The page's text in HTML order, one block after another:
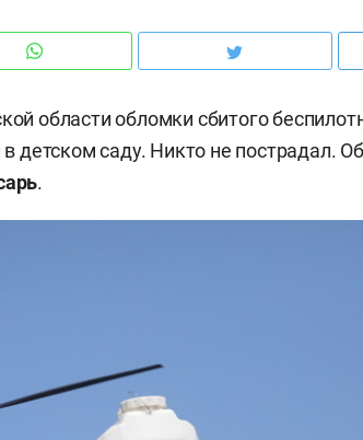
области обломки сбитого
детском саду. Никто не пострадал.
.